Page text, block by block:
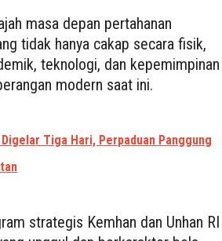
masa depan pertahanan
tidak hanya cakap secara fisik,
teknologi, dan kepemimpinan
modern saat ini.
Tiga Hari, Perpaduan Panggung
strategis Kemhan dan Unhan RI